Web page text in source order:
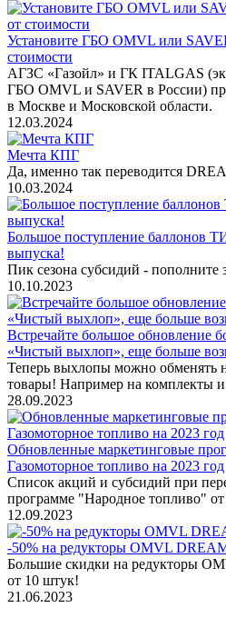
Установите ГБО OMVL или
стоимости
АГЗС «Газойл» и ГК ITALGAS
ГБО OMVL и SAVER в России)
в Москве и Московской области.
12.03.2024
Мечта КПГ
Да, именно так переводится
10.03.2024
Большое поступление баллонов
выпуска!
Пик сезона субсидий - пополните
10.10.2023
Встречайте большое обновление
«Чистый выхлоп», еще больше
Теперь выхлопы можно обменять
товары! Например на комплекты
28.09.2023
Обновленные маркетинговые
Газомоторное топливо на 2023 год
Список акций и субсидий при
программе "Народное топливо"
12.09.2023
-50% на редукторы OMVL
Большие скидки на редукторы
от 10 штук!
21.06.2023